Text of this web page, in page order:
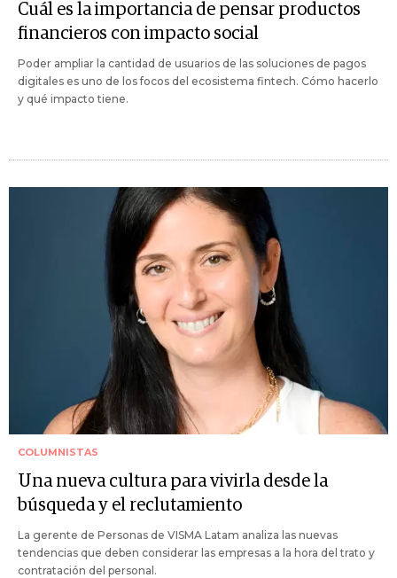
Cuál es la importancia de pensar productos
financieros con impacto social
Poder ampliar la cantidad de usuarios de las soluciones de pagos
digitales es uno de los focos del ecosistema fintech. Cómo hacerlo
y qué impacto tiene.
COLUMNISTAS
Una nueva cultura para vivirla desde la
búsqueda y el reclutamiento
La gerente de Personas de VISMA Latam analiza las nuevas
tendencias que deben considerar las empresas a la hora del trato y
contratación del personal.